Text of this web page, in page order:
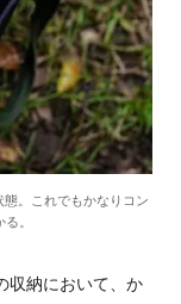
態。これでもかなりコン
。
収納において、か